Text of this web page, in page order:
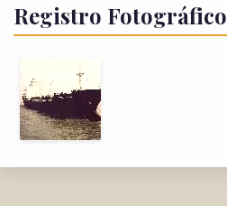
Registro Fotográfico